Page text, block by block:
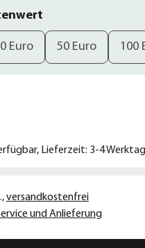
Euro 50 Euro 100
Lieferzeit: 3-4
,versandkostenfrei
und Anlieferung